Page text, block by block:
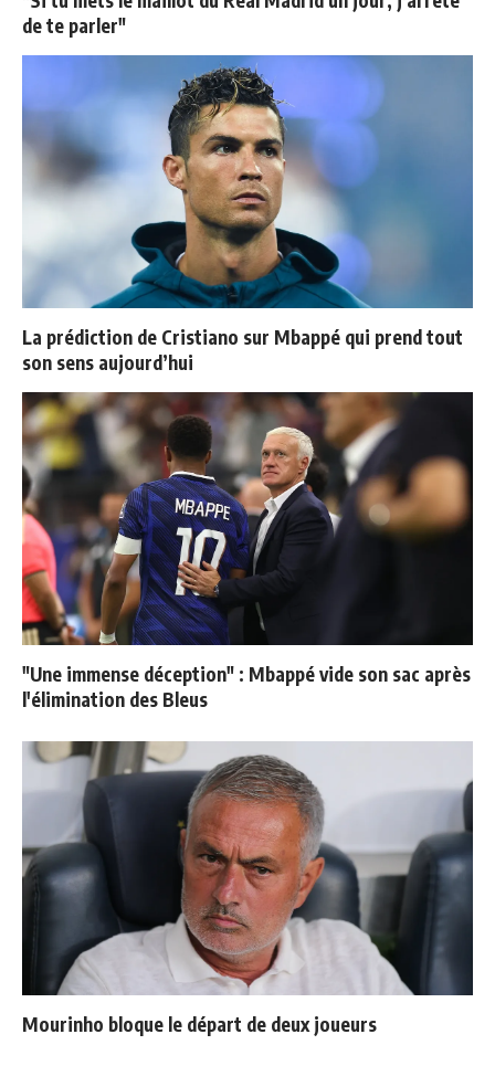
de te parler"
La prédiction de Cristiano sur Mbappé qui prend tout
son sens aujourd’hui
"Une immense déception" : Mbappé vide son sac après
l'élimination des Bleus
Mourinho bloque le départ de deux joueurs